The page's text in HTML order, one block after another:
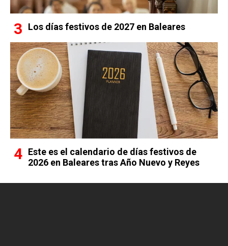
Los días festivos de 2027 en Baleares
Este es el calendario de días festivos de
2026 en Baleares tras Año Nuevo y Reyes